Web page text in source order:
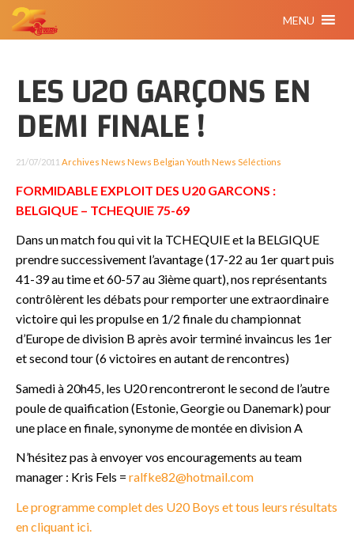
MENU
LES U20 GARÇONS EN
DEMI FINALE !
21/07/2011 Archives News News Belgian Youth News Séléctions
FORMIDABLE EXPLOIT DES U20 GARCONS :
BELGIQUE – TCHEQUIE 75-69
Dans un match fou qui vit la TCHEQUIE et la BELGIQUE
prendre successivement l’avantage (17-22 au 1er quart puis
41-39 au time et 60-57 au 3ième quart), nos représentants
contrôlèrent les débats pour remporter une extraordinaire
victoire qui les propulse en 1/2 finale du championnat
d’Europe de division B après avoir terminé invaincus les 1er
et second tour (6 victoires en autant de rencontres)
Samedi à 20h45, les U20 rencontreront le second de l’autre
poule de quaification (Estonie, Georgie ou Danemark) pour
une place en finale, synonyme de montée en division A
N’hésitez pas à envoyer vos encouragements au team
manager : Kris Fels = ralfke82@hotmail.com
Le programme complet des U20 Boys et tous leurs résultats
en cliquant ici.